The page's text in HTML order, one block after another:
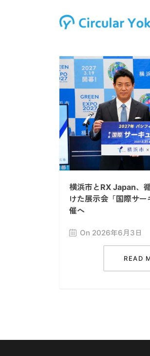
横浜市とRX Japan、
けた展示会「国際サー
催へ
On 2026年6月3日
READ